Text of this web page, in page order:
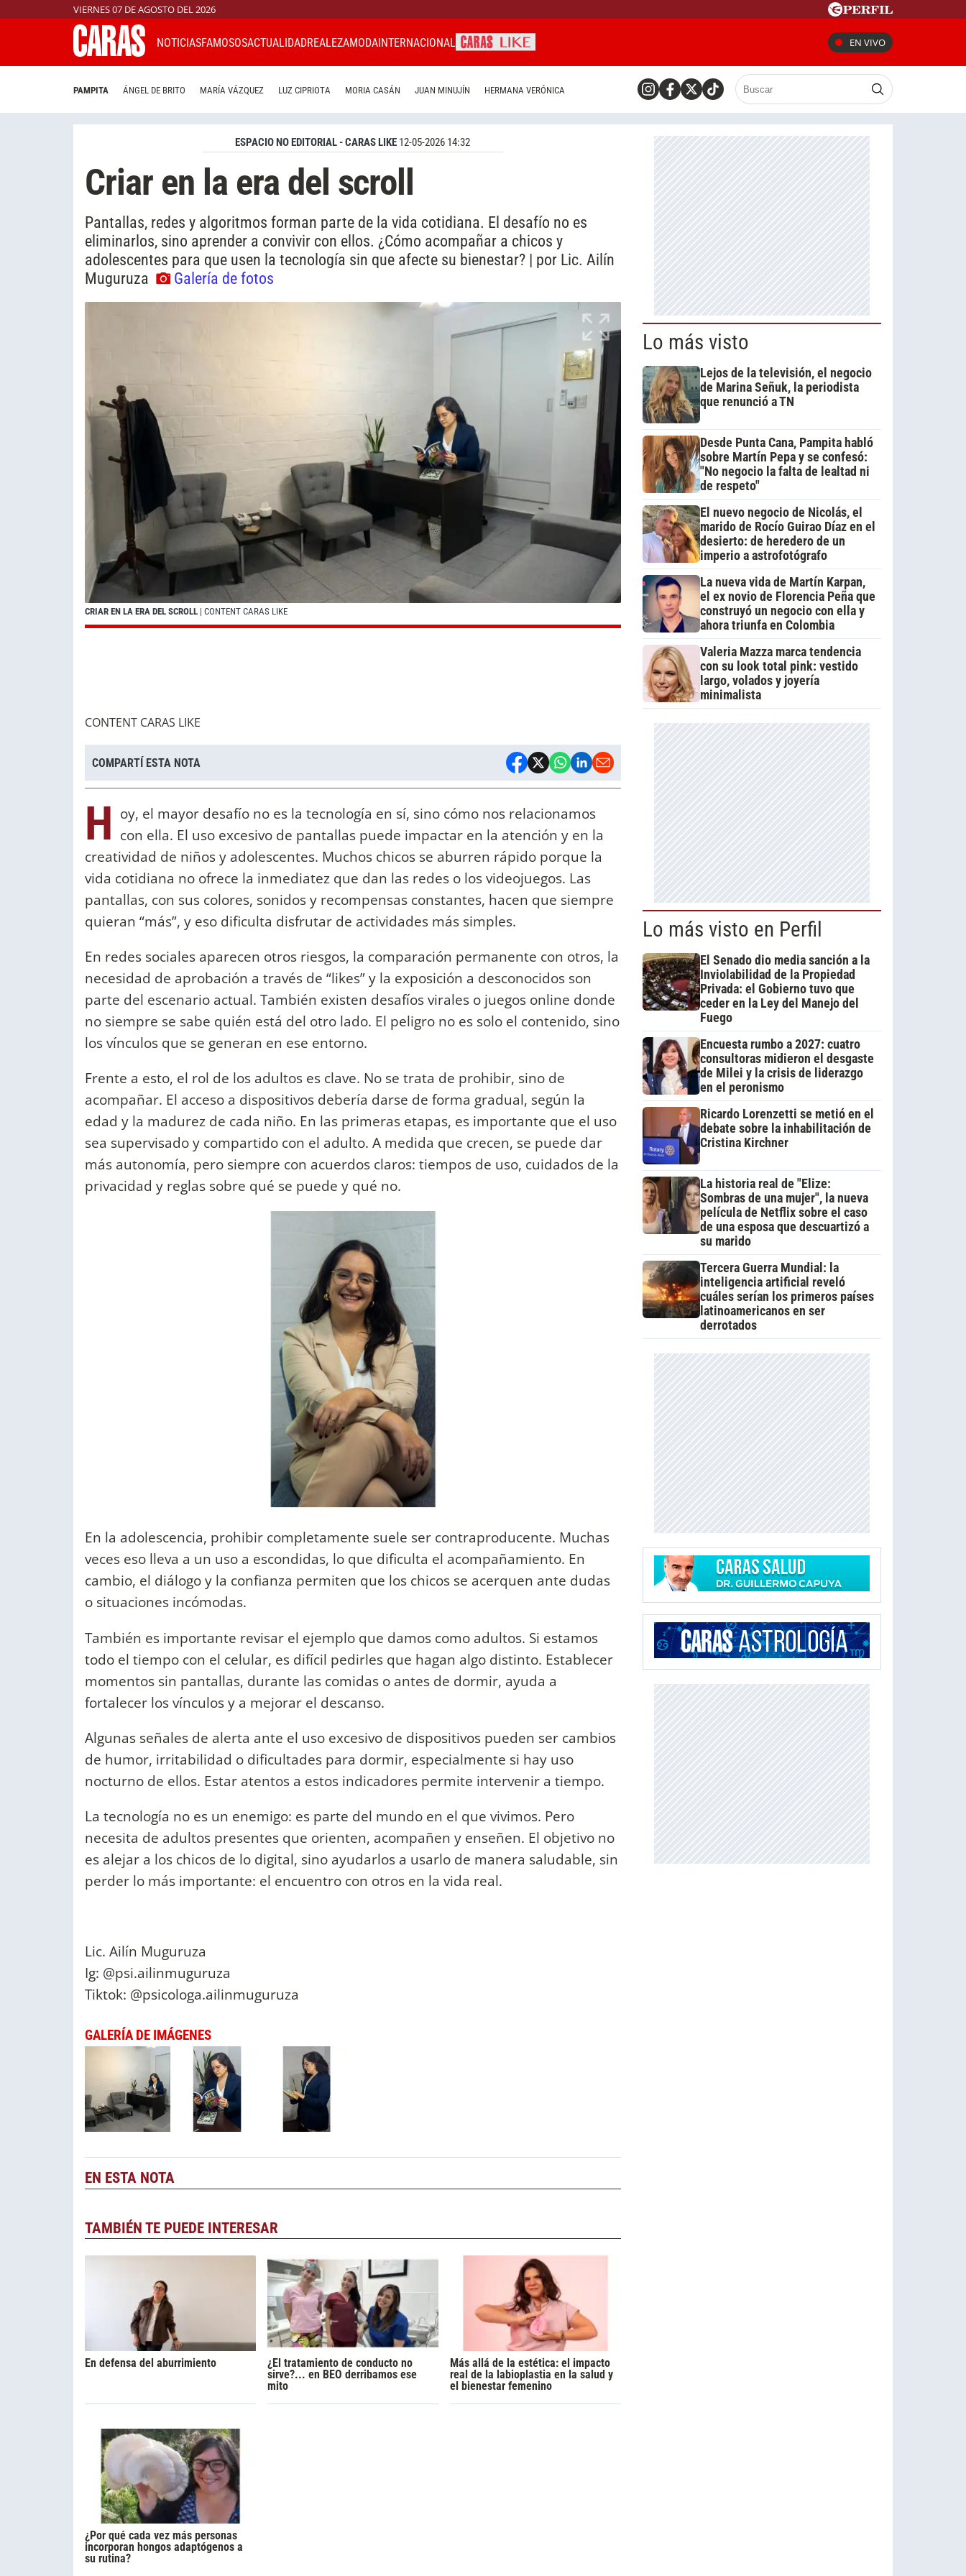
VIERNES 07 DE AGOSTO DEL 2026
NOTICIASFAMOSOSACTUALIDADREALEZAMODAINTERNACIONAL EN VIVO
PAMPITA ÁNGEL DE BRITO MARÍA VÁZQUEZ LUZ CIPRIOTA MORIA CASÁN JUAN MINUJÍN HERMANA VERÓNICA
ESPACIO NO EDITORIAL - CARAS LIKE 12-05-2026 14:32
Criar en la era del scroll
Pantallas, redes y algoritmos forman parte de la vida cotidiana. El desafío no es
eliminarlos, sino aprender a convivir con ellos. ¿Cómo acompañar a chicos y
adolescentes para que usen la tecnología sin que afecte su bienestar? | por Lic. Ailín
Muguruza
Galería de fotos
CRIAR EN LA ERA DEL SCROLL | CONTENT CARAS LIKE
CONTENT CARAS LIKE
COMPARTÍ ESTA NOTA
H oy, el mayor desafío no es la tecnología en sí, sino cómo nos relacionamos
con ella. El uso excesivo de pantallas puede impactar en la atención y en la
creatividad de niños y adolescentes. Muchos chicos se aburren rápido porque la
vida cotidiana no ofrece la inmediatez que dan las redes o los videojuegos. Las
pantallas, con sus colores, sonidos y recompensas constantes, hacen que siempre
quieran “más”, y eso dificulta disfrutar de actividades más simples.
En redes sociales aparecen otros riesgos, la comparación permanente con otros, la
necesidad de aprobación a través de “likes” y la exposición a desconocidos son
parte del escenario actual. También existen desafíos virales o juegos online donde
no siempre se sabe quién está del otro lado. El peligro no es solo el contenido, sino
los vínculos que se generan en ese entorno.
Frente a esto, el rol de los adultos es clave. No se trata de prohibir, sino de
acompañar. El acceso a dispositivos debería darse de forma gradual, según la
edad y la madurez de cada niño. En las primeras etapas, es importante que el uso
sea supervisado y compartido con el adulto. A medida que crecen, se puede dar
más autonomía, pero siempre con acuerdos claros: tiempos de uso, cuidados de la
privacidad y reglas sobre qué se puede y qué no.
En la adolescencia, prohibir completamente suele ser contraproducente. Muchas
veces eso lleva a un uso a escondidas, lo que dificulta el acompañamiento. En
cambio, el diálogo y la confianza permiten que los chicos se acerquen ante dudas
o situaciones incómodas.
También es importante revisar el ejemplo que damos como adultos. Si estamos
todo el tiempo con el celular, es difícil pedirles que hagan algo distinto. Establecer
momentos sin pantallas, durante las comidas o antes de dormir, ayuda a
fortalecer los vínculos y a mejorar el descanso.
Algunas señales de alerta ante el uso excesivo de dispositivos pueden ser cambios
de humor, irritabilidad o dificultades para dormir, especialmente si hay uso
nocturno de ellos. Estar atentos a estos indicadores permite intervenir a tiempo.
La tecnología no es un enemigo: es parte del mundo en el que vivimos. Pero
necesita de adultos presentes que orienten, acompañen y enseñen. El objetivo no
es alejar a los chicos de lo digital, sino ayudarlos a usarlo de manera saludable, sin
perder lo más importante: el encuentro con otros en la vida real.
Lic. Ailín Muguruza
Ig: @psi.ailinmuguruza
Tiktok: @psicologa.ailinmuguruza
GALERÍA DE IMÁGENES
EN ESTA NOTA
TAMBIÉN TE PUEDE INTERESAR
En defensa del aburrimiento
¿El tratamiento de conducto no
sirve?... en BEO derribamos ese
mito
Más allá de la estética: el impacto
real de la labioplastia en la salud y
el bienestar femenino
¿Por qué cada vez más personas
incorporan hongos adaptógenos a
su rutina?
Lo más visto
Lejos de la televisión, el negocio
de Marina Señuk, la periodista
que renunció a TN
Desde Punta Cana, Pampita habló
sobre Martín Pepa y se confesó:
"No negocio la falta de lealtad ni
de respeto"
El nuevo negocio de Nicolás, el
marido de Rocío Guirao Díaz en el
desierto: de heredero de un
imperio a astrofotógrafo
La nueva vida de Martín Karpan,
el ex novio de Florencia Peña que
construyó un negocio con ella y
ahora triunfa en Colombia
Valeria Mazza marca tendencia
con su look total pink: vestido
largo, volados y joyería
minimalista
Lo más visto en Perfil
El Senado dio media sanción a la
Inviolabilidad de la Propiedad
Privada: el Gobierno tuvo que
ceder en la Ley del Manejo del
Fuego
Encuesta rumbo a 2027: cuatro
consultoras midieron el desgaste
de Milei y la crisis de liderazgo
en el peronismo
Ricardo Lorenzetti se metió en el
debate sobre la inhabilitación de
Cristina Kirchner
La historia real de "Elize:
Sombras de una mujer", la nueva
película de Netflix sobre el caso
de una esposa que descuartizó a
su marido
Tercera Guerra Mundial: la
inteligencia artificial reveló
cuáles serían los primeros países
latinoamericanos en ser
derrotados